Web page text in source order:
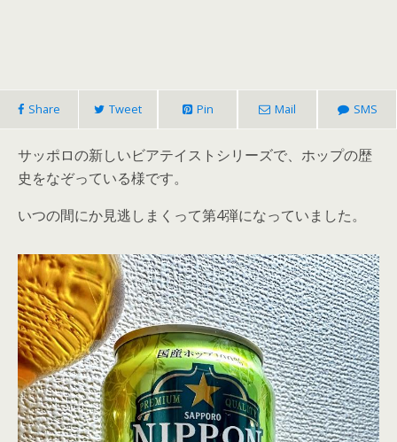
Share Tweet Pin Mail SMS
サッポロの新しいビアテイストシリーズで、ホップの歴
史をなぞっている様です。
いつの間にか見逃しまくって第4弾になっていました。